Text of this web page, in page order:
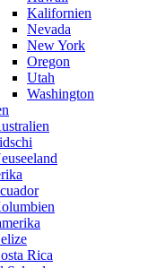
Kalifornien
Nevada
New York
Oregon
Utah
Washington
Rica